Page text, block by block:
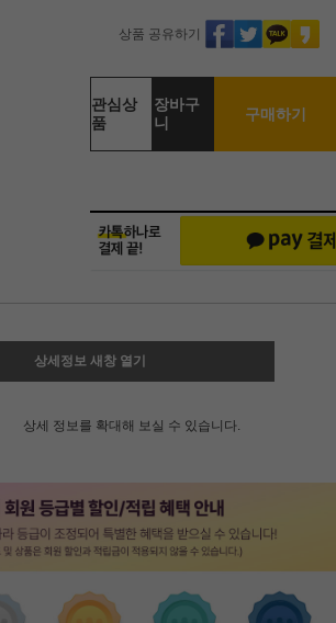
상품 공유하기
관심상
품
장바구
니
구매하기
상세정보 새창 열기
상세 정보를 확대해 보실 수 있습니다.